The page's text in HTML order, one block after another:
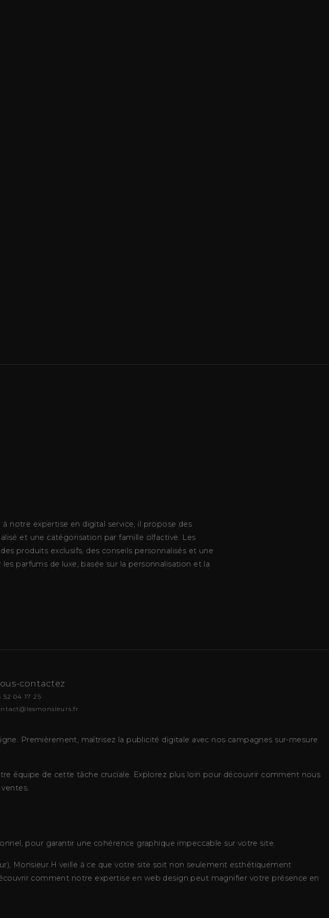
notre expertise en digital service, il propose des
et une catégorisation par famille olfactive. Les
produits exclusifs, des conseils personnalisés et une
parfums de luxe, basée sur la personnalisation et la
contactez
52 04 17 25
Premièrement, maîtrisez la publicité digitale avec nos campagnes sur-mesure
équipe de cette tâche cruciale. Explorez plus loin pour découvrir comment nous
pour garantir une cohérence graphique impeccable sur votre site.
Monsieur.H veille à ce que votre site soit non seulement esthétiquement
comment notre expertise en web design peut magnifier votre présence en